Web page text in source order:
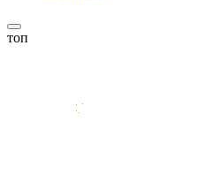
топ